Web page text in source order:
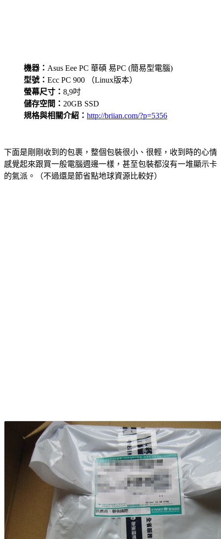
機器： Asus Eee PC 華碩 易PC (簡易型電腦)
型號： Ecc PC 900 （Linux版本）
螢幕尺寸： 8.9吋
儲存空間： 20GB SSD
規格與相關介紹： http://briian.com/?p=5356
下面是剛剛收到的包裹，整個包裝很小、很輕，收到時的心情
感覺起來跟買一般電腦週邊一樣，甚至包裝都沒有一堆顯示卡
的氣派。（不過還是節省點地球資源比較好）